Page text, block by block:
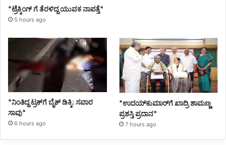
*ಟ್ರೆಕ್ಕಿಂಗ್ ಗೆ ತೆರಳಿದ್ದ ಯುವಕ ನಾಪತ್ತೆ*
5 hours ago
*ನಿಂತಿದ್ದ ಟ್ರಕ್‌ಗೆ ಬೈಕ್ ಡಿಕ್ಕಿ; ಸವಾರ
ಸಾವು*
6 hours ago
*ಉದಯ್‌ಕುಮಾರ್‌ಗೆ ಖಾದ್ರಿ ಶಾಮಣ್ಣ
ಪ್ರಶಸ್ತಿ ಪ್ರದಾನ*
7 hours ago